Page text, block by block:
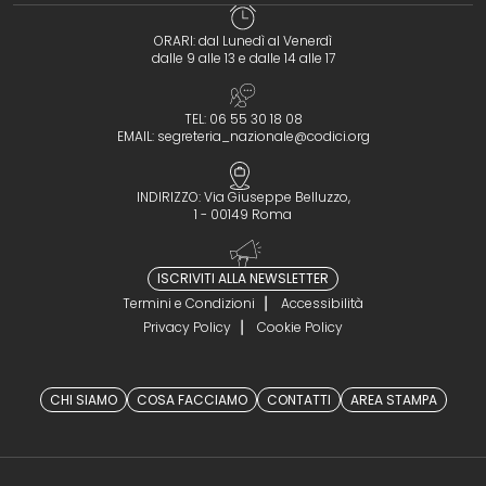
ORARI: dal Lunedì al Venerdì
dalle 9 alle 13 e dalle 14 alle 17
TEL: 06 55 30 18 08
EMAIL: segreteria_nazionale@codici.org
INDIRIZZO: Via Giuseppe Belluzzo,
1 - 00149 Roma
ISCRIVITI ALLA NEWSLETTER
Termini e Condizioni
Accessibilità
Privacy Policy
Cookie Policy
CHI SIAMO COSA FACCIAMO CONTATTI AREA STAMPA